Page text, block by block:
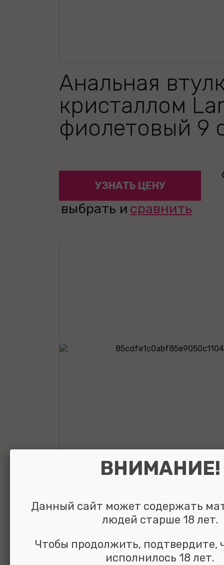
Анальная
кристаллом
фиолетовый 9
УЗНАТЬ ЦЕНУ
выбрать и сравнить
простаты
Sucker Beads
розовый 17 см
ВНИМАНИЕ!
Данный сайт может содержать
людей старше 18 лет.
Чтобы продолжить, подтвердите,
исполнилось 18 лет.